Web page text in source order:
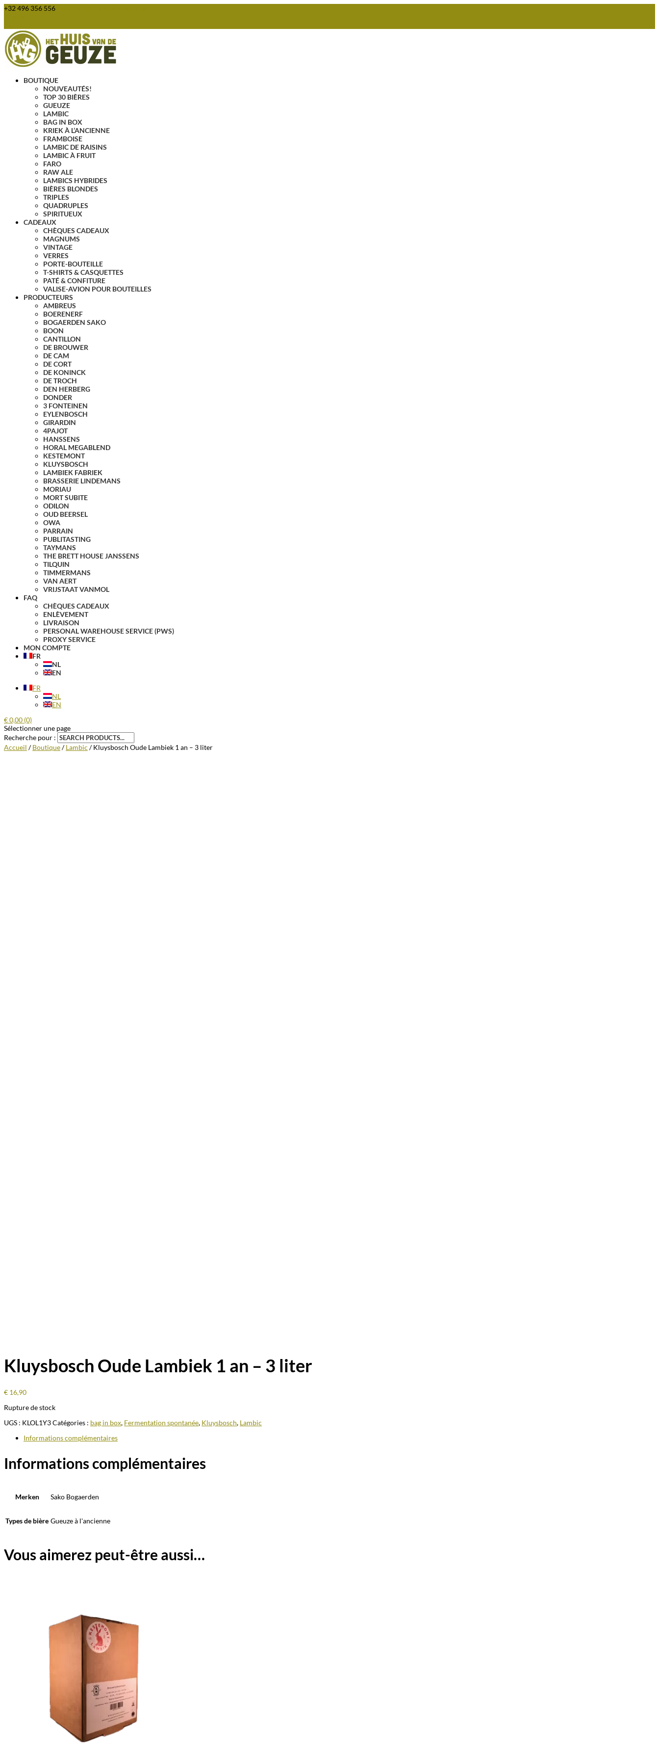
+32 496 356 556
BOUTIQUE
NOUVEAUTÉS!
TOP 30 BIÈRES
GUEUZE
LAMBIC
BAG IN BOX
KRIEK À L’ANCIENNE
FRAMBOISE
LAMBIC DE RAISINS
LAMBIC À FRUIT
FARO
RAW ALE
LAMBICS HYBRIDES
BIÈRES BLONDES
TRIPLES
QUADRUPLES
SPIRITUEUX
CADEAUX
CHÈQUES CADEAUX
MAGNUMS
VINTAGE
VERRES
PORTE-BOUTEILLE
T-SHIRTS & CASQUETTES
PATÉ & CONFITURE
VALISE-AVION POUR BOUTEILLES
PRODUCTEURS
AMBREUS
BOERENERF
BOGAERDEN SAKO
BOON
CANTILLON
DE BROUWER
DE CAM
DE CORT
DE KONINCK
DE TROCH
DEN HERBERG
DONDER
3 FONTEINEN
EYLENBOSCH
GIRARDIN
4PAJOT
HANSSENS
HORAL MEGABLEND
KESTEMONT
KLUYSBOSCH
LAMBIEK FABRIEK
BRASSERIE LINDEMANS
MORIAU
MORT SUBITE
ODILON
OUD BEERSEL
OWA
PARRAIN
PUBLITASTING
TAYMANS
THE BRETT HOUSE JANSSENS
TILQUIN
TIMMERMANS
VAN AERT
VRIJSTAAT VANMOL
FAQ
CHÈQUES CADEAUX
ENLÈVEMENT
LIVRAISON
PERSONAL WAREHOUSE SERVICE (PWS)
PROXY SERVICE
MON COMPTE
FR
NL
EN
FR
NL
EN
€0,00 (0)
Sélectionner une page
Recherche pour :
Accueil /Boutique/Lambic / Kluysbosch Oude Lambiek 1 an – 3 liter
Kluysbosch Oude Lambiek 1 an – 3 liter
€ 16,90
Rupture de stock
UGS : KLOL1Y3Catégories : bag in box, Fermentation spontanée, Kluysbosch, Lambic
Informations complémentaires
Informations complémentaires
Merken Sako Bogaerden
Types de bière Gueuze à l'ancienne
Vous aimerez peut-être aussi…